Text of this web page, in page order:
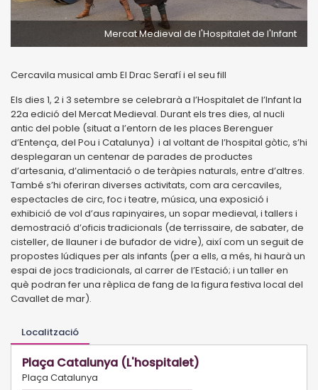
Mercat Medieval de l'Hospitalet de l'Infant
Cercavila musical amb El Drac Serafí i el seu fill
Els dies 1, 2 i 3 setembre se celebrarà a l’Hospitalet de l’Infant la
22a edició del Mercat Medieval. Durant els tres dies, al nucli
antic del poble (situat a l’entorn de les places Berenguer
d’Entença, del Pou i Catalunya) i al voltant de l’hospital gòtic, s’hi
desplegaran un centenar de parades de productes
d’artesania, d’alimentació o de teràpies naturals, entre d’altres.
També s’hi oferiran diverses activitats, com ara cercaviles,
espectacles de circ, foc i teatre, música, una exposició i
exhibició de vol d’aus rapinyaires, un sopar medieval, i tallers i
demostració d’oficis tradicionals (de terrissaire, de sabater, de
cisteller, de llauner i de bufador de vidre), així com un seguit de
propostes lúdiques per als infants (per a ells, a més, hi haurà un
espai de jocs tradicionals, al carrer de l’Estació; i un taller en
què podran fer una rèplica de fang de la figura festiva local del
Cavallet de mar).
Localització
Plaça Catalunya (L'hospitalet)
Plaça Catalunya